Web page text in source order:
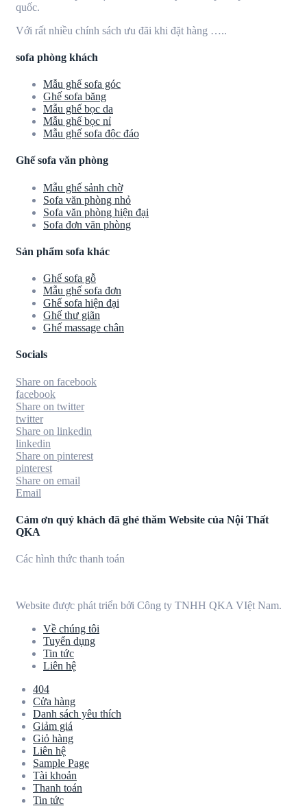
quốc.
Với rất nhiều chính sách ưu đãi khi đặt hàng …..
sofa phòng khách
Mẫu ghế sofa góc
Ghế sofa băng
Mẫu ghế bọc da
Mẫu ghế bọc nỉ
Mẫu ghế sofa độc đáo
Ghế sofa văn phòng
Mẫu ghế sảnh chờ
Sofa văn phòng nhỏ
Sofa văn phòng hiện đại
Sofa đơn văn phòng
Sản phẩm sofa khác
Ghế sofa gỗ
Mẫu ghế sofa đơn
Ghế sofa hiện đại
Ghế thư giãn
Ghế massage chân
Socials
Share on facebook
facebook
Share on twitter
twitter
Share on linkedin
linkedin
Share on pinterest
pinterest
Share on email
Email
Cảm ơn quý khách đã ghé thăm Website của Nội Thất
QKA
Các hình thức thanh toán
Website được phát triển bởi Công ty TNHH QKA VIệt Nam.
Về chúng tôi
Tuyển dụng
Tin tức
Liên hệ
404
Cửa hàng
Danh sách yêu thích
Giảm giá
Giỏ hàng
Liên hệ
Sample Page
Tài khoản
Thanh toán
Tin tức